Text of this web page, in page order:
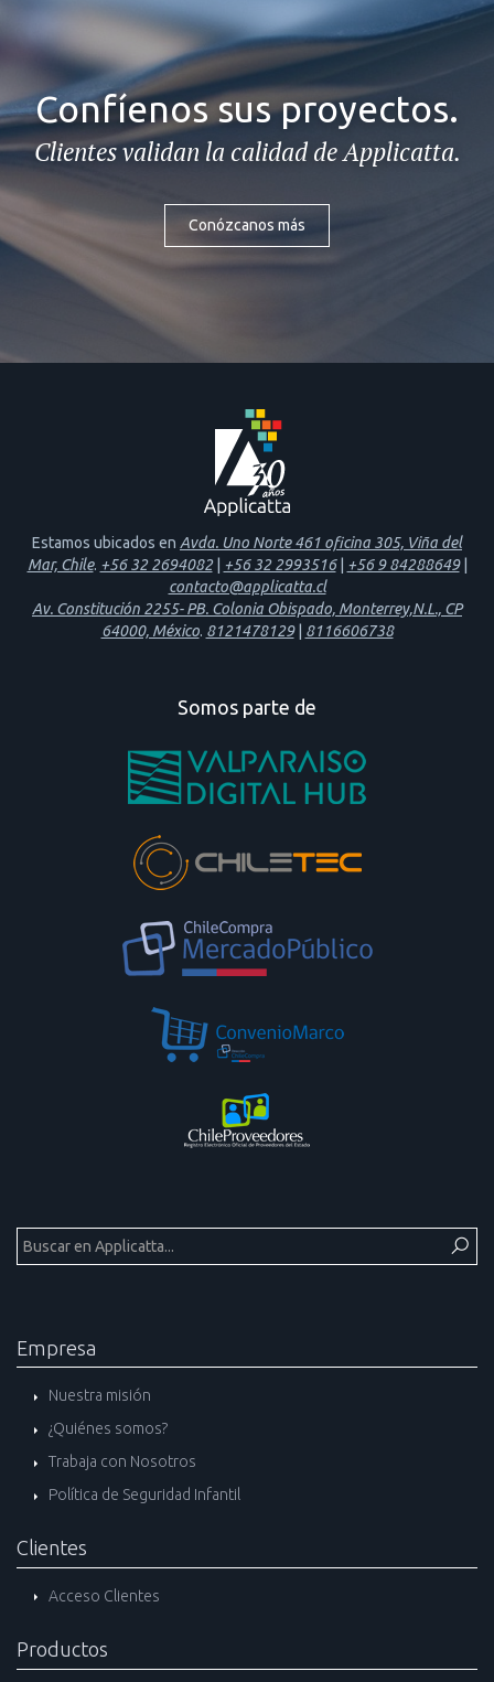
Confíenos sus proyectos.
Clientes validan la calidad de Applicatta.
Conózcanos más
Estamos ubicados en Avda. Uno Norte 461 oficina 305, Viña del
Mar, Chile. +56 32 2694082| +56 32 2993516| +56 9 84288649|
contacto@applicatta.cl
Av. Constitución 2255- PB. Colonia Obispado, Monterrey,N.L., CP
64000, México. 8121478129| 8116606738
Somos parte de
Empresa
Nuestra misión
¿Quiénes somos?
Trabaja con Nosotros
Política de Seguridad Infantil
Clientes
Acceso Clientes
Productos